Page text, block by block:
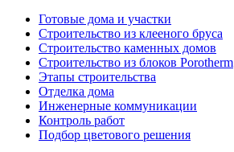
Готовые дома и участки
Строительство из клееного бруса
Строительство каменных домов
Строительство из блоков Porotherm
Этапы строительства
Отделка дома
Инженерные коммуникации
Контроль работ
Подбор цветового решения